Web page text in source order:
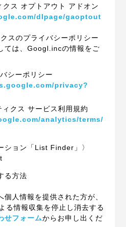
ス オプトアウト アドオン
dlpage/gaoptout
スのプライバシーポリシー
ては、Googl.incの情報をご
シーポリシー
privacy?
クス サービス利用規約
analytics/terms/
ション「List Finder」〉
る方法
個人情報を提供された方が、
る情報収集を停止し消去する
せフォームからお申し出くだ